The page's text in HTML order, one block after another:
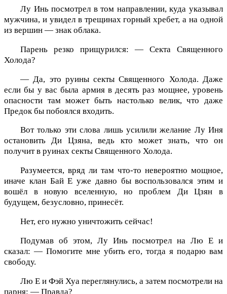
Лу Инь посмотрел в том направлении, куда указывал
мужчина, и увидел в трещинах горный хребет, а на одной
из вершин — знак облака.
Парень резко прищурился: — Секта Священного
Холода?
— Да, это руины секты Священного Холода. Даже
если бы у вас была армия в десять раз мощнее, уровень
опасности там может быть настолько велик, что даже
Предок бы побоялся входить.
Вот только эти слова лишь усилили желание Лу Иня
остановить Ди Цзяна, ведь кто может знать, что он
получит в руинах секты Священного Холода.
Разумеется, вряд ли там что-то невероятно мощное,
иначе клан Бай Е уже давно бы воспользовался этим и
вошёл в новую вселенную, но проблем Ди Цзян в
будущем, безусловно, принесёт.
Нет, его нужно уничтожить сейчас!
Подумав об этом, Лу Инь посмотрел на Лю Е и
сказал: — Помогите мне убить его, тогда я подарю вам
свободу.
Лю Е и Фэй Хуа переглянулись, а затем посмотрели на
парня: — Правда?